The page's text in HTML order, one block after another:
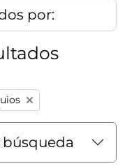
por:
filter: